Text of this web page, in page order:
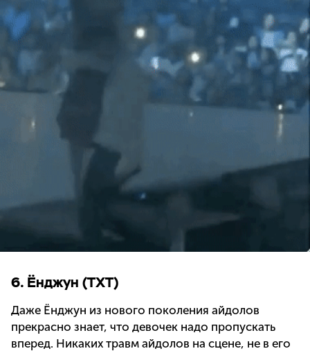
6. Ёнджун (TXT)
Даже Ёнджун из нового поколения айдолов
прекрасно знает, что девочек надо пропускать
вперед. Никаких травм айдолов на сцене, не в его